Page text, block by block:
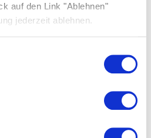
auf den Link "Ablehnen"
jederzeit ablehnen.